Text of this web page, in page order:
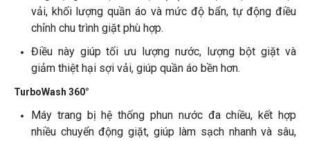
vải, khối lượng quần áo và mức độ bẩn, tự động điều
chỉnh chu trình giặt phù hợp.
Điều này giúp tối ưu lượng nước, lượng bột giặt và
giảm thiệt hại sợi vải, giúp quần áo bền hơn.
TurboWash 360°
Máy trang bị hệ thống phun nước đa chiều, kết hợp
nhiều chuyển động giặt, giúp làm sạch nhanh và sâu,